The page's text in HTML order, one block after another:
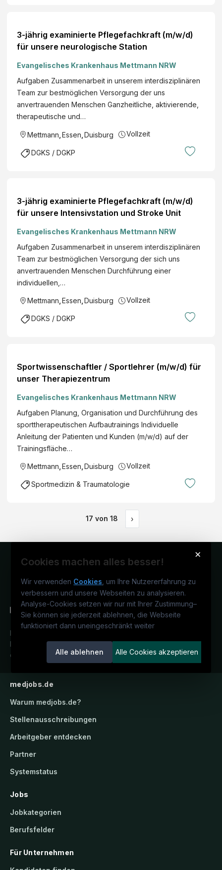
3-jährig examinierte Pflegefachkraft (m/w/d)
für unsere neurologische Station
Evangelisches Krankenhaus Mettmann NRW
Aufgaben Zusammenarbeit in unserem interdisziplinären
Team zur bestmöglichen Versorgung der uns
anvertrauenden Menschen Ganzheitliche, aktivierende,
therapeutische und…
Mettmann Essen Duisburg Vollzeit
DGKS / DGKP
3-jährig examinierte Pflegefachkraft (m/w/d)
für unsere Intensivstation und Stroke Unit
Evangelisches Krankenhaus Mettmann NRW
Aufgaben Zusammenarbeit in unserem interdisziplinären
Team zur bestmöglichen Versorgung der sich uns
anvertrauenden Menschen Durchführung einer
individuellen,…
Mettmann Essen Duisburg Vollzeit
DGKS / DGKP
Sportwissenschaftler / Sportlehrer (m/w/d) für
unser Therapiezentrum
Evangelisches Krankenhaus Mettmann NRW
Aufgaben Planung, Organisation und Durchführung des
sporttherapeutischen Aufbautrainings Individuelle
Anleitung der Patienten und Kunden (m/w/d) auf der
Trainingsfläche…
Mettmann Essen Duisburg Vollzeit
Sportmedizin & Traumatologie
17 von 18 ›
×
Cookies machen alles besser!
Wir verwenden Cookies , um Ihre Nutzererfahrung zu
verbessern und unsere Webseiten zu analysieren.
Analyse-Cookies setzen wir nur mit Ihrer Zustimmung–
Sie können sie jederzeit ablehnen, die Webseite
funktioniert dann uneingeschränkt weiter
Alle ablehnen Alle Cookies akzeptieren
Deutschlands medizinisches
Karriereportal.Ein Service der
candidatis GmbH.
medjobs.de
Warum medjobs.de?
Stellenausschreibungen
Arbeitgeber entdecken
Partner
Systemstatus
Jobs
Jobkategorien
Berufsfelder
Für Unternehmen